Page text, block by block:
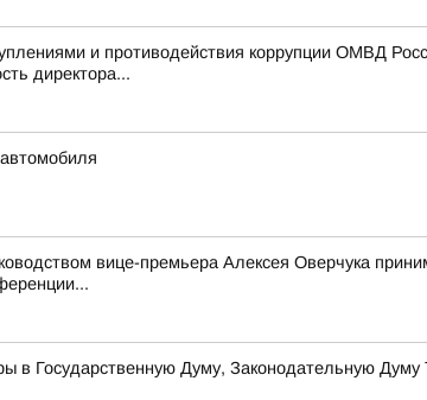
и противодействия коррупции ОМВД
директора...
вице-премьера Алексея Оверчука
в Государственную Думу, Законодательную Думу